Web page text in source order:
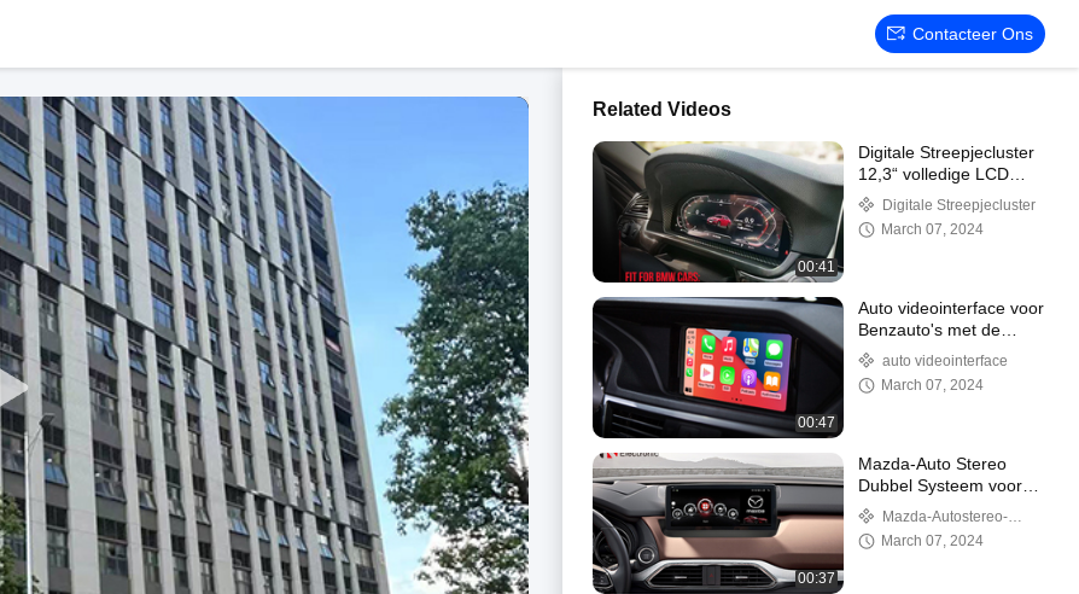
Contacteer Ons
Related Videos
00:41
Digitale Streepjecluster
12,3“ volledige LCD
gebruiksklare
beeldschermresolutie
1920*720
Digitale Streepjecluster
March 07, 2024
00:47
Auto videointerface voor
Benzauto's met de
originele BECKER
gebruiksklare steun van
het navigatiesysteem
auto videointerface
March 07, 2024
00:37
Mazda-Auto Stereo
Dubbel Systeem voor
het Originele Thema
Draadloze Carplay van
Mazda CX9
Mazda-Autostereo-
installatie
March 07, 2024